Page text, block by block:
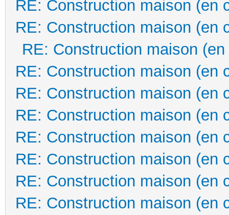
RE: Construction maison (en
RE: Construction maison (en
RE: Construction maison
RE: Construction maison (en
RE: Construction maison (en
RE: Construction maison (en
RE: Construction maison (en
RE: Construction maison (en
RE: Construction maison (en
RE: Construction maison (en